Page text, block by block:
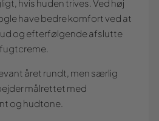
hvis huden trives. Ved høj
have bedre komfort ved at
og efterfølgende afslutte
året rundt, men særlig
målrettet med
og hudtone.